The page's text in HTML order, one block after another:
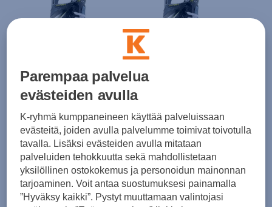
Bauer
S25 Vapor Select Skate Jr
219,90 €
S25 Vapor Select Skate Int
259,90 €
1 / 9
Parempaa palvelua
evästeiden avulla
K-ryhmä kumppaneineen käyttää palveluissaan
evästeitä, joiden avulla palvelumme toimivat toivotulla
tavalla. Lisäksi evästeiden avulla mitataan
palveluiden tehokkuutta sekä mahdollistetaan
yksilöllinen ostokokemus ja personoidun mainonnan
tarjoaminen. Voit antaa suostumuksesi painamalla
”Hyväksy kaikki”. Pystyt muuttamaan valintojasi